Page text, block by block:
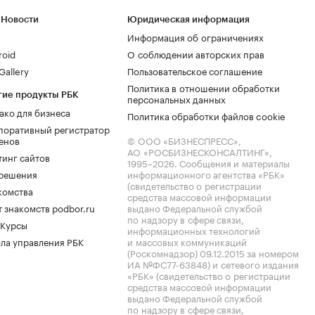
продукты РБК
для бизнеса
регистратор
сайтов
знакомств podbor.ru
управления РБК
Юридическая информация
Информация об ограничениях
О соблюдении авторских прав
Пользовательское соглашение
Политика в отношении обработки
персональных данных
Политика обработки файлов cookie
© ООО «БИЗНЕСПРЕСС»,
АО «РОСБИЗНЕСКОНСАЛТИНГ»,
1995–2026. Сообщения и материалы
информационного агентства «РБК»
(свидетельство о регистрации
средства массовой информации
выдано Федеральной службой
по надзору в сфере связи,
информационных технологий
и массовых коммуникаций
(Роскомнадзор) 09.12.2015 за номером
ИА №ФС77-63848) и сетевого издания
«РБК» (свидетельство о регистрации
средства массовой информации
выдано Федеральной службой
по надзору в сфере связи,